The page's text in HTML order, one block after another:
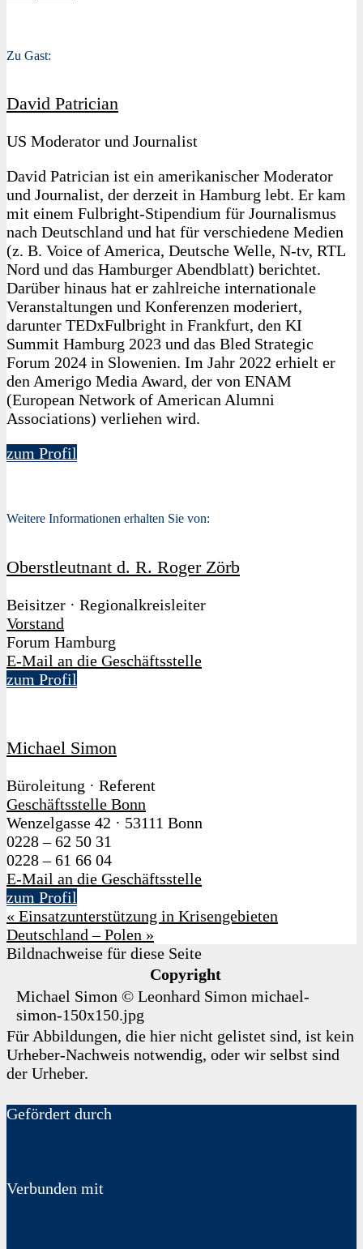
Zu Gast:
David Patrician
US Moderator und Journalist
David Patrician ist ein amerikanischer Moderator
und Journalist, der derzeit in Hamburg lebt. Er kam
mit einem Fulbright-Stipendium für Journalismus
nach Deutschland und hat für verschiedene Medien
(z. B. Voice of America, Deutsche Welle, N-tv, RTL
Nord und das Hamburger Abendblatt) berichtet.
Darüber hinaus hat er zahlreiche internationale
Veranstaltungen und Konferenzen moderiert,
darunter TEDxFulbright in Frankfurt, den KI
Summit Hamburg 2023 und das Bled Strategic
Forum 2024 in Slowenien. Im Jahr 2022 erhielt er
den Amerigo Media Award, der von ENAM
(European Network of American Alumni
Associations) verliehen wird.
zum Profil
Weitere Informationen erhalten Sie von:
Oberstleutnant d. R. Roger Zörb
Beisitzer · Regionalkreisleiter
Vorstand
Forum Hamburg
E-Mail an die Geschäftsstelle
zum Profil
Michael Simon
Büroleitung · Referent
Geschäftsstelle Bonn
Wenzelgasse 42 · 53111 Bonn
0228 – 62 50 31
0228 – 61 66 04
E-Mail an die Geschäftsstelle
zum Profil
« Einsatzunterstützung in Krisengebieten
Deutschland – Polen »
Bildnachweise für diese Seite
Copyright
Michael Simon © Leonhard Simon michael-
simon-150x150.jpg
Für Abbildungen, die hier nicht gelistet sind, ist kein
Urheber-Nachweis notwendig, oder wir selbst sind
der Urheber.
Gefördert durch
Verbunden mit